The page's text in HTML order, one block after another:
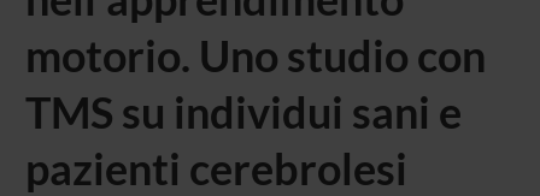
motorio. Uno studio con
TMS su individui sani e
pazienti cerebrolesi